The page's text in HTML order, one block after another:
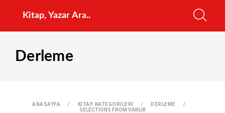
Derleme
ANASAYFA KİTAP KATEGORİLERİ
DERLEME
SELECTIONS FROM VARLIK